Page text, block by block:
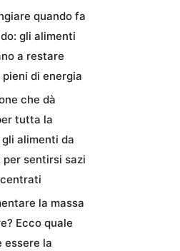
quando fa
gli alimenti
a restare
di energia
che dà
tutta la
alimenti da
per sentirsi sazi
la massa
Ecco quale
essere la